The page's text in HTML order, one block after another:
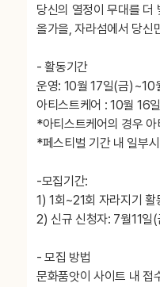
당신의 열정이 무대를 더
올가을, 자라섬에서 당신
- 활동기간
운영: 10월 17일(금)~10
아티스트케어 : 10월 16
*아티스트케어의 경우
*페스티벌 기간 내 일부
-모집기간:
1) 1회~21회 자라지기
2) 신규 신청자: 7월11
- 모집 방법
문화품앗이 사이트 내 접